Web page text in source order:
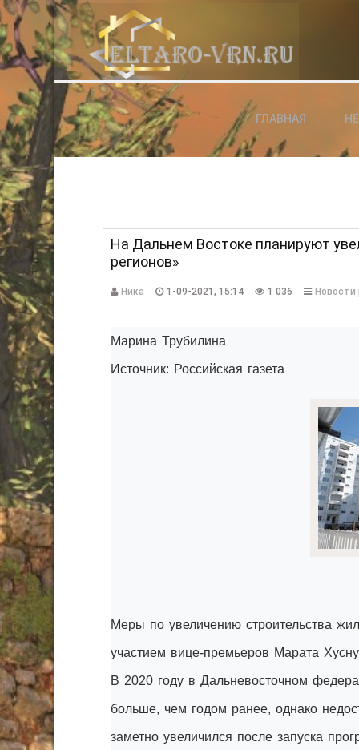
АВТОРИЗАЦИЯ НА САЙТЕ
Чужой компьютер Забыли
ГЛАВНАЯ
На Дальнем Востоке планируют
регионов»
Ника 1-09-2021, 15:14 1 036 Новости
Марина Трубилина
Источник: Российская газета
Меры по увеличению строительства
участием вице-премьеров Марата
В 2020 году в Дальневосточном
больше, чем годом ранее, однако
заметно увеличился после запуска